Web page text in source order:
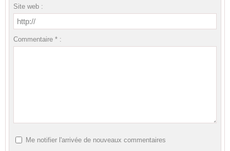
Site web :
Commentaire * :
Me notifier l'arrivée de nouveaux commentaires